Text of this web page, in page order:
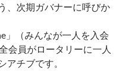
、次期ガバナーに呼びか
」（みんなが一人を入会
会員がロータリーに一人
アチブです。